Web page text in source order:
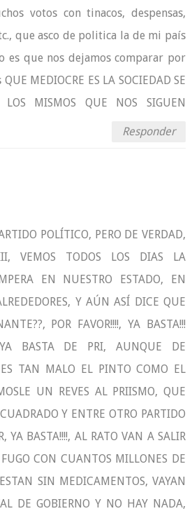
votos con tinacos, despensas,
que asco de politica la de mi país
es que nos dejamos comparar por
MEDIOCRE ES LA SOCIEDAD SE
LOS MISMOS QUE NOS SIGUEN
Responder
POLÍTICO, PERO DE VERDAD,
VEMOS TODOS LOS DIAS LA
EN NUESTRO ESTADO, EN
Y AÚN ASÍ DICE QUE
POR FAVOR!!!!, YA BASTA!!!
BASTA DE PRI, AUNQUE DE
TAN MALO EL PINTO COMO EL
UN REVES AL PRIISMO, QUE
Y ENTRE OTRO PARTIDO
YA BASTA!!!!, AL RATO VAN A SALIR
CON CUANTOS MILLONES DE
SIN MEDICAMENTOS, VAYAN
DE GOBIERNO Y NO HAY NADA,